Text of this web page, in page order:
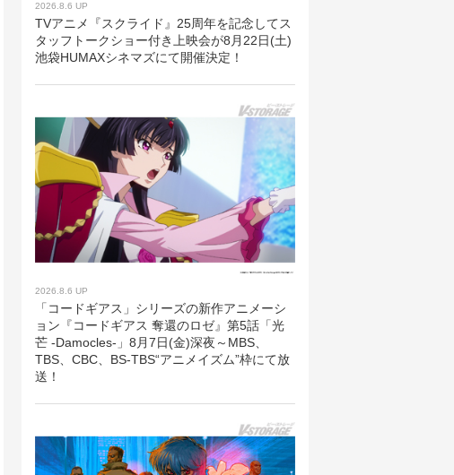
2026.8.6 UP
TVアニメ『スクライド』25周年を記念してス
タッフトークショー付き上映会が8月22日(土)
池袋HUMAXシネマズにて開催決定！
2026.8.6 UP
「コードギアス」シリーズの新作アニメーシ
ョン『コードギアス 奪還のロゼ』第5話「光
芒 -Damocles-」8月7日(金)深夜～MBS、
TBS、CBC、BS-TBS“アニメイズム”枠にて放
送！